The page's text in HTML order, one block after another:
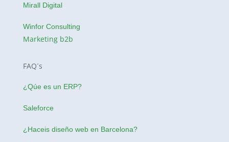
Mirall Digital
Winfor Consulting
Marketing b2b
FAQ´s
¿Qúe es un ERP?
Saleforce
¿Haceis diseño web en Barcelona?